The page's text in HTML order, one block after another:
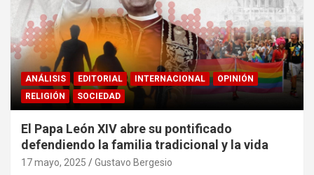
ANÁLISIS EDITORIAL INTERNACIONAL
OPINIÓN
RELIGIÓN
SOCIEDAD
El Papa León XIV abre su pontificado
defendiendo la familia tradicional y la vida
17 mayo, 2025 Gustavo Bergesio